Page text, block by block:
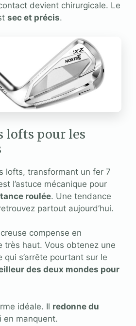
devient chirurgicale. Le
sec et précis.
lofts pour les
lofts, transformant un fer 7
l’astuce mécanique pour
roulée. Une tendance
partout aujourd’hui.
compense en
très haut. Vous obtenez une
s’arrête pourtant sur le
des deux mondes pour
idéale. Il redonne du
en manquent.